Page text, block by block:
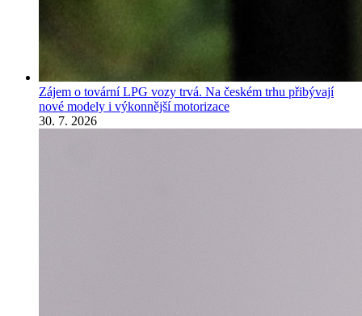
Zájem o tovární LPG vozy trvá. Na českém trhu přibývají
nové modely i výkonnější motorizace
30. 7. 2026